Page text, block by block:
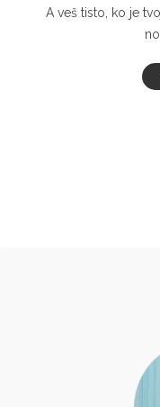
A veš tisto, ko je